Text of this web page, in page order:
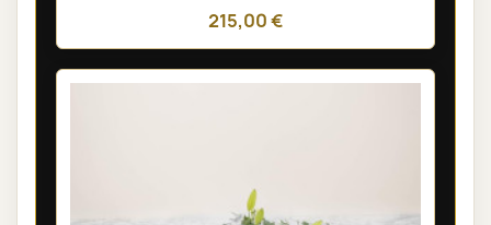
215,00 €